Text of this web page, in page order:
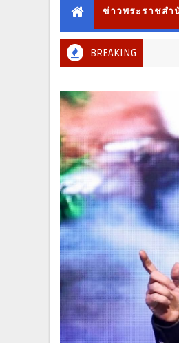
ข่าวพระราชสำ
BREAKING